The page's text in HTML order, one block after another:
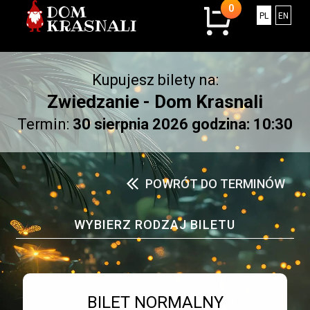
0
0
Łączna
kwota:
0.00
złotych
EN
PL Polski
Kupujesz bilety na:
Zwiedzanie - Dom Krasnali
Termin: 30 sierpnia 2026 godzina: 10:30
POWRÓT DO TERMINÓW
WYBIERZ RODZAJ BILETU
Bilet numer 1
Typ
BILET NORMALNY